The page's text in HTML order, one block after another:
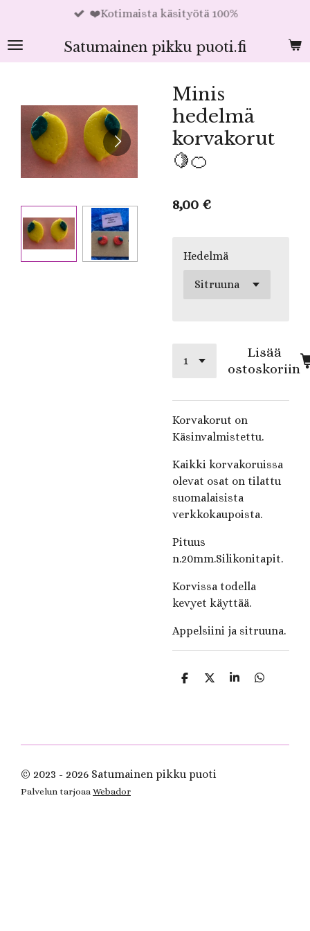
Satumainen pikku puoti.fi
❤️Kotimaista käsityötä 100%
Minis
hedelmä
korvakorut
🍋🍊
8,00 €
Hedelmä
Lisää
ostoskoriin
Korvakorut on
Käsinvalmistettu.
Kaikki korvakoruissa
olevat osat on tilattu
suomalaisista
verkkokaupoista.
Pituus
n.20mm.Silikonitapit.
Korvissa todella
kevyet käyttää.
Appelsiini ja sitruuna.
J
J
J
J
© 2023 - 2026 Satumainen pikku puoti
Palvelun tarjoaa Webador